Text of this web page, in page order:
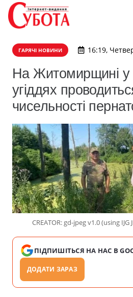
ГАРЯЧІ НОВИНИ 16:19,
На Житомирщині у
угіддях
чисельності
CREATOR: gd-jpeg v1.0 (using IJG
ПІДПИШІТЬСЯ НА НАС В
ДОДАТИ ЗАРАЗ